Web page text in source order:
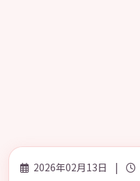
2026年02月13日 |